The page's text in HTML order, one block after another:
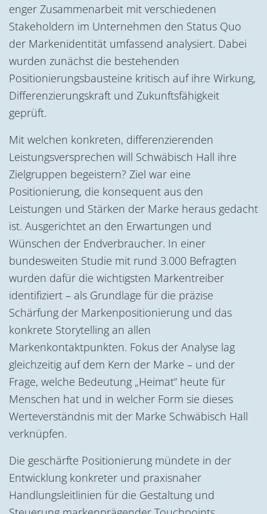
enger Zusammenarbeit mit verschiedenen
Stakeholdern im Unternehmen den Status Quo
der Markenidentität umfassend analysiert. Dabei
wurden zunächst die bestehenden
Positionierungsbausteine kritisch auf ihre Wirkung,
Differenzierungskraft und Zukunftsfähigkeit
geprüft.
Mit welchen konkreten, differenzierenden
Leistungsversprechen will Schwäbisch Hall ihre
Zielgruppen begeistern? Ziel war eine
Positionierung, die konsequent aus den
Leistungen und Stärken der Marke heraus gedacht
ist. Ausgerichtet an den Erwartungen und
Wünschen der Endverbraucher. In einer
bundesweiten Studie mit rund 3.000 Befragten
wurden dafür die wichtigsten Markentreiber
identifiziert – als Grundlage für die präzise
Schärfung der Markenpositionierung und das
konkrete Storytelling an allen
Markenkontaktpunkten. Fokus der Analyse lag
gleichzeitig auf dem Kern der Marke – und der
Frage, welche Bedeutung „Heimat“ heute für
Menschen hat und in welcher Form sie dieses
Werteverständnis mit der Marke Schwäbisch Hall
verknüpfen.
Die geschärfte Positionierung mündete in der
Entwicklung konkreter und praxisnaher
Handlungsleitlinien für die Gestaltung und